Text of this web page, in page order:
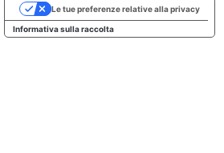
Informativa sulla raccolta
Le tue preferenze relative alla privacy